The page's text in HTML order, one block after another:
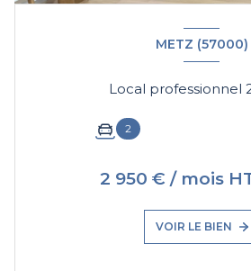
METZ (57000)
2
2 950 € / mois
VOIR LE BIEN